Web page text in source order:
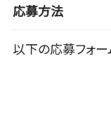
応募方法
以下の応募フォー